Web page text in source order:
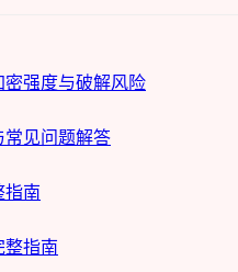
强度与破解风险
见问题解答
指南
整指南